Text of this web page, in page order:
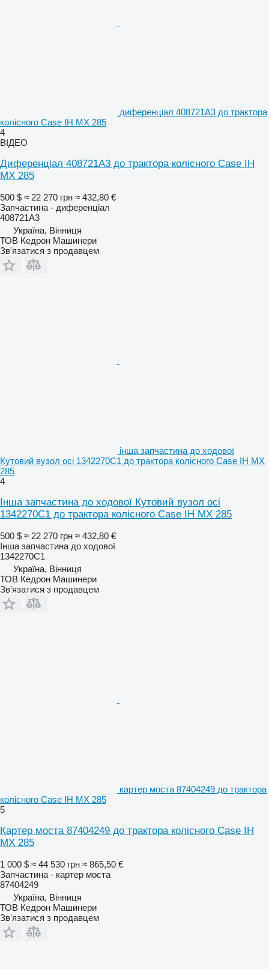
диференціал 408721A3 до трактора
колісного Case IH MX 285
4
ВІДЕО
Диференціал 408721A3 до трактора колісного Case IH
MX 285
500 $ ≈ 22 270 грн ≈ 432,80 €
Запчастина - диференціал
408721A3
Україна, Вінниця
ТОВ Кедрон Машинери
Зв'язатися з продавцем
інша запчастина до ходової
Кутовий вузол осі 1342270C1 до трактора колісного Case IH MX
285
4
Інша запчастина до ходової Кутовий вузол осі
1342270C1 до трактора колісного Case IH MX 285
500 $ ≈ 22 270 грн ≈ 432,80 €
Інша запчастина до ходової
1342270C1
Україна, Вінниця
ТОВ Кедрон Машинери
Зв'язатися з продавцем
картер моста 87404249 до трактора
колісного Case IH MX 285
5
Картер моста 87404249 до трактора колісного Case IH
MX 285
1 000 $ ≈ 44 530 грн ≈ 865,50 €
Запчастина - картер моста
87404249
Україна, Вінниця
ТОВ Кедрон Машинери
Зв'язатися з продавцем